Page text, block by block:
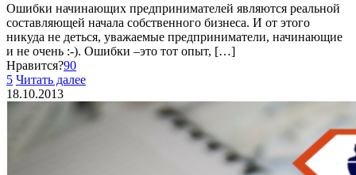
Ошибки начинающих предпринимателей являются реальной
составляющей начала собственного бизнеса. И от этого
никуда не деться, уважаемые предприниматели, начинающие
и не очень :-). Ошибки –это тот опыт, […]
Нравится?90
5 Читать далее
18.10.2013